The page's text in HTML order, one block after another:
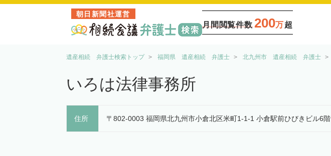
朝日新聞社運営
月間閲覧件数 200万超
遺産相続 弁護士検索トップ 福岡県 遺産相続 弁護士 北九州市 遺産相続 弁護士
いろは法律事務所
住所 〒802-0003 福岡県北九州市小倉北区米町1-1-1 小倉駅前ひびきビル6階